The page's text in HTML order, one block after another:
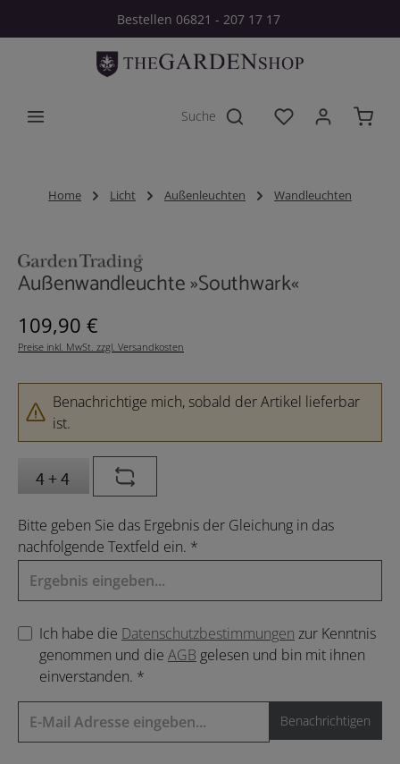
Zum Hauptinhalt springenBestellen 06821 - 207 17 17
Du hast 0
Home Licht Außenleuchten Wandleuchten
Außenwandleuchte »Southwark«
Regulärer Preis:
109,90 €
Preise inkl. MwSt. zzgl. Versandkosten
Benachrichtige mich, sobald der Artikel lieferbar
ist.
Bitte geben Sie das Ergebnis der Gleichung in das
nachfolgende Textfeld ein. *
Ich habe die Datenschutzbestimmungen zur Kenntnis
genommen und die AGB gelesen und bin mit ihnen
einverstanden. *
Benachrichtigen